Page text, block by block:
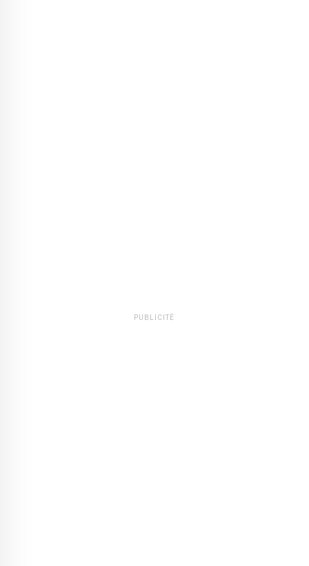
PUBLICITÉ